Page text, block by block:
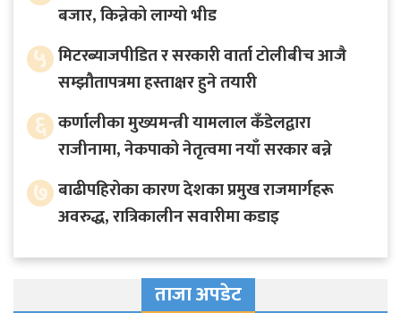
बजार, किन्नेको लाग्यो भीड
५ मिटरब्याजपीडित र सरकारी वार्ता टोलीबीच आजै
सम्झौतापत्रमा हस्ताक्षर हुने तयारी
६ कर्णालीका मुख्यमन्त्री यामलाल कँडेलद्वारा
राजीनामा, नेकपाको नेतृत्वमा नयाँ सरकार बन्ने
७ बाढीपहिरोका कारण देशका प्रमुख राजमार्गहरू
अवरुद्ध, रात्रिकालीन सवारीमा कडाइ
ताजा अपडेट